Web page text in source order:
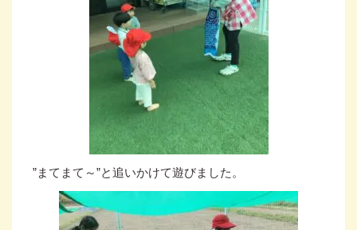
”まてまて～”と追いかけて遊びました。